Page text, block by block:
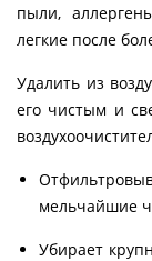
пыли,
легкие после
Удалить из
его чистым и
мельчайшие
Убирает